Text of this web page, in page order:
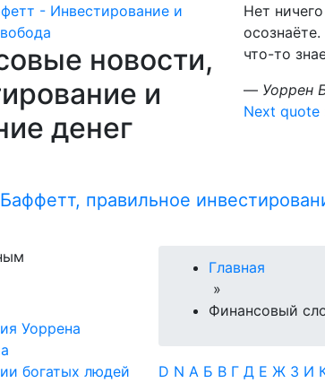
новости,
и
денег
Нет
что-то
— Уоррен
Next quote
Уоррена
богатых людей
Главная
»
Финансовый
D N А Б В Г Д Е Ж З И